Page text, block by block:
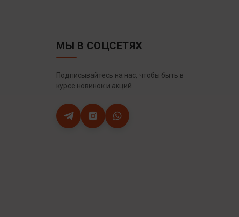
МЫ В СОЦСЕТЯХ
Подписывайтесь на нас, чтобы быть в
курсе новинок и акций